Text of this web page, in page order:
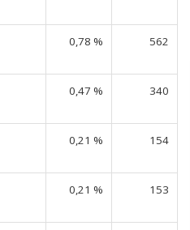
0,78 % 562
0,47 % 340
0,21 % 154
0,21 % 153